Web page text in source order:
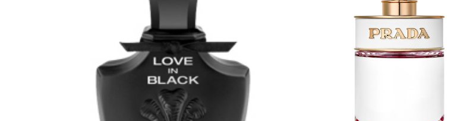
KATSO TARJOUS